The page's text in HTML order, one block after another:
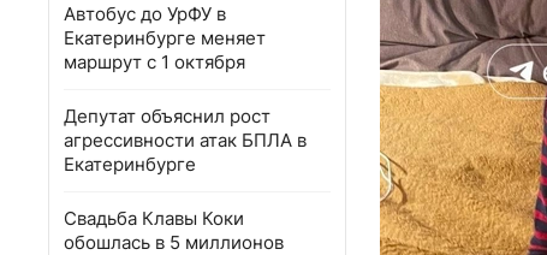
Автобус до УрФУ в
Екатеринбурге меняет
маршрут с 1 октября
Депутат объяснил рост
агрессивности атак БПЛА в
Екатеринбурге
Свадьба Клавы Коки
обошлась в 5 миллионов